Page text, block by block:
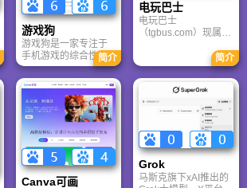
游戏狗
游戏狗是一家专注于
手机游戏的综合性门
户网站。它致力于为
手游玩家提供最新、
最全的游戏资讯、攻
略、评测及视频等内
容，是国内较早一批
专注于移动游戏领域
的垂直媒体。
简介
电玩巴士
电玩巴士
（tgbus.com）现属于
注于解决游戏用户需
求的综合性游戏门户
网站，电玩巴士是一
个全面的综合性游戏
门户，专注于为全球
玩家提供主机、PC及
移动端游戏的全方位
资讯。
简介
Canva可画
Grok
马斯克旗下xAI推出的